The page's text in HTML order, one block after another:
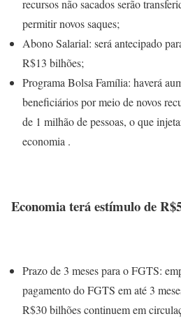
recursos não sacados serão
permitir novos saques;
Abono Salarial: será antecipado
R$13 bilhões;
Programa Bolsa Família: haverá
beneficiários por meio de novos
de 1 milhão de pessoas, o que
economia .
Economia terá estímulo de
Prazo de 3 meses para o FGTS:
pagamento do FGTS em até 3
R$30 bilhões continuem em